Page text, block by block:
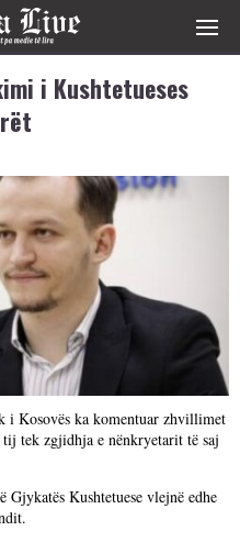
i Kushtetueses
Kosovës ka komentuar zhvillimet
tek zgjidhja e nënkryetarit të saj
Kushtetuese vlejnë edhe